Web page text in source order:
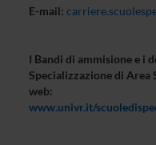
E-mail:
I Bandi di ammisione e i
Specializzazione di
web:
www.univr.it/